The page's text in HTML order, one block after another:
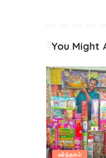
You Might
வர்த்தகம்